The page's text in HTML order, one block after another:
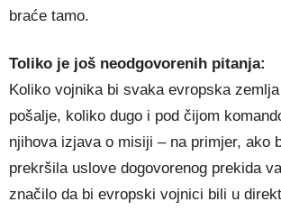
braće tamo.
Toliko je još neodgovorenih pitanja:
Koliko vojnika bi svaka evropska
pošalje, koliko dugo i pod čijom
njihova izjava o misiji – na primjer, ako
prekršila uslove dogovorenog prekida
značilo da bi evropski vojnici bili u